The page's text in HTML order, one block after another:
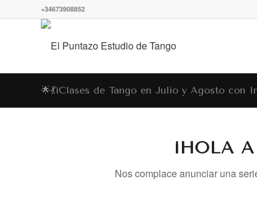
+34673908852
🌟💃¡Clases de Tango en Julio y Agosto con
¡HOLA
Nos complace anunciar una